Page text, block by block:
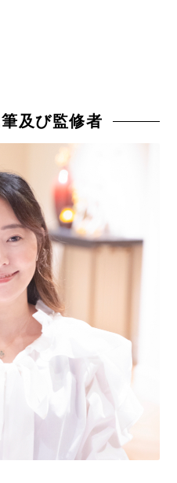
及び監修者